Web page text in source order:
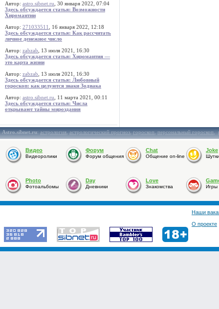
Автор: astro.sibnet.ru , 30 января 2022, 07:04
Здесь обсуждается статья: Возможности
Хиромантии
Автор: 271033511
, 16 января 2022, 12:18
Здесь обсуждается статья: Как рассчитать
личное денежное число
Автор: zabzab , 13 июля 2021, 16:30
Здесь обсуждается статья: Хиромантия —
это карта жизни
Автор: zabzab , 13 июля 2021, 16:30
Здесь обсуждается статья: Любовный
гороскоп: как целуются знаки Зодиака
Автор: astro.sibnet.ru , 11 марта 2021, 00:11
Здесь обсуждается статья: Числа
открывают тайны мироздания
Astro.sibnet.ru:астрология,астрологический прогноз,гороскоп,персональный гороскоп,
Видео
Видеоролики
Форум
Форум общения
Chat
Общение on-line
Joke
Photo
Фотоальбомы
Day
Дневники
Love
Знакомства Игры
Наши
О проекте